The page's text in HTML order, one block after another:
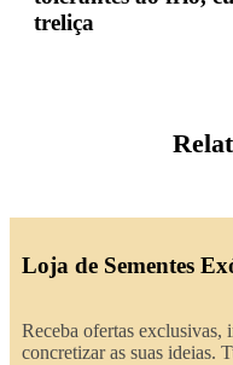
treliça
Loja de Sementes
Receba ofertas exclusivas,
concretizar as suas ideias.